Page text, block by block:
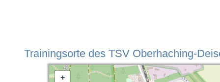
Trainingsorte des TSV Oberhaching-
+